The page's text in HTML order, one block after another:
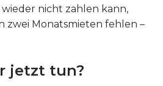
wieder nicht zahlen kann,
zwei Monatsmieten fehlen –
jetzt tun?